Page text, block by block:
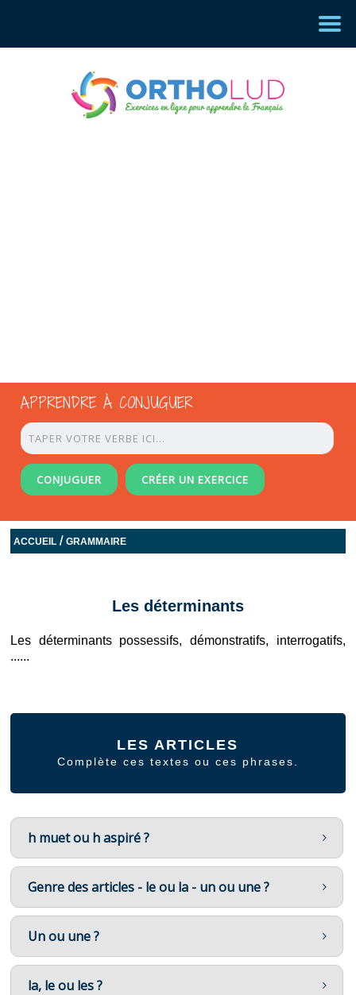
APPRENDRE À CONJUGUER
CONJUGUER CRÉER UN EXERCICE
ACCUEIL /GRAMMAIRE
Les déterminants
Les déterminants possessifs, démonstratifs, interrogatifs,
......
LES ARTICLES
Complète ces textes ou ces phrases.
h muet ou h aspiré ?
Genre des articles - le ou la - un ou une ?
Un ou une ?
la, le ou les ?